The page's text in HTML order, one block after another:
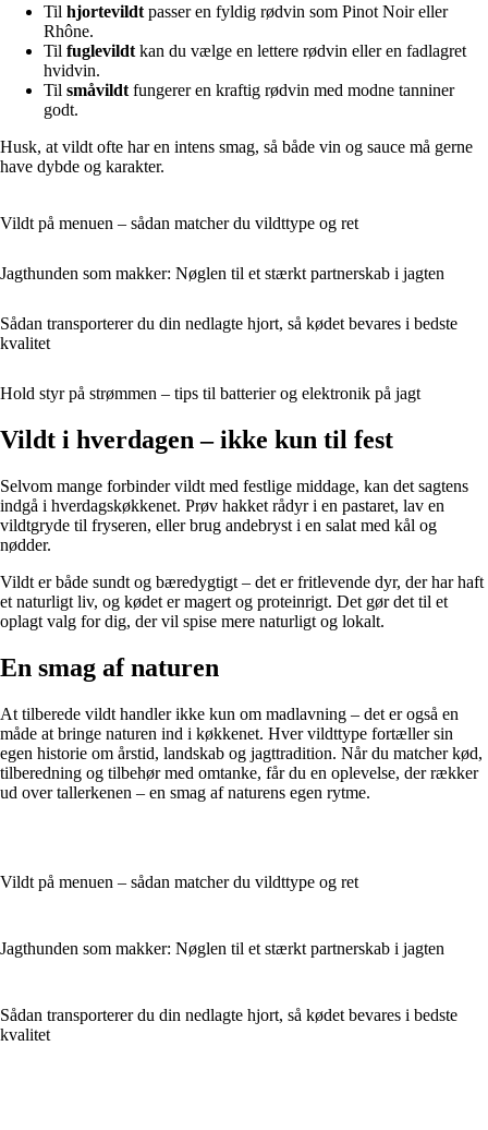
Til hjortevildt passer en fyldig rødvin som Pinot Noir eller
Rhône.
Til fuglevildt kan du vælge en lettere rødvin eller en fadlagret
hvidvin.
Til småvildt fungerer en kraftig rødvin med modne tanniner
godt.
Husk, at vildt ofte har en intens smag, så både vin og sauce må gerne
have dybde og karakter.
Vildt på menuen – sådan matcher du vildttype og ret
Jagthunden som makker: Nøglen til et stærkt partnerskab i jagten
Sådan transporterer du din nedlagte hjort, så kødet bevares i bedste
kvalitet
Hold styr på strømmen – tips til batterier og elektronik på jagt
Vildt i hverdagen – ikke kun til fest
Selvom mange forbinder vildt med festlige middage, kan det sagtens
indgå i hverdagskøkkenet. Prøv hakket rådyr i en pastaret, lav en
vildtgryde til fryseren, eller brug andebryst i en salat med kål og
nødder.
Vildt er både sundt og bæredygtigt – det er fritlevende dyr, der har haft
et naturligt liv, og kødet er magert og proteinrigt. Det gør det til et
oplagt valg for dig, der vil spise mere naturligt og lokalt.
En smag af naturen
At tilberede vildt handler ikke kun om madlavning – det er også en
måde at bringe naturen ind i køkkenet. Hver vildttype fortæller sin
egen historie om årstid, landskab og jagttradition. Når du matcher kød,
tilberedning og tilbehør med omtanke, får du en oplevelse, der rækker
ud over tallerkenen – en smag af naturens egen rytme.
Vildt på menuen – sådan matcher du vildttype og ret
Jagthunden som makker: Nøglen til et stærkt partnerskab i jagten
Sådan transporterer du din nedlagte hjort, så kødet bevares i bedste
kvalitet